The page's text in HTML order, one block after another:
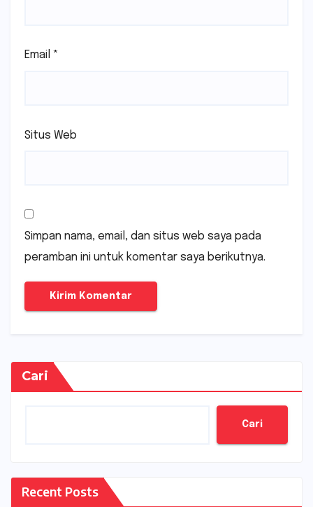
Email *
Situs Web
Simpan nama, email, dan situs web saya pada
peramban ini untuk komentar saya berikutnya.
Cari
Cari
Recent Posts